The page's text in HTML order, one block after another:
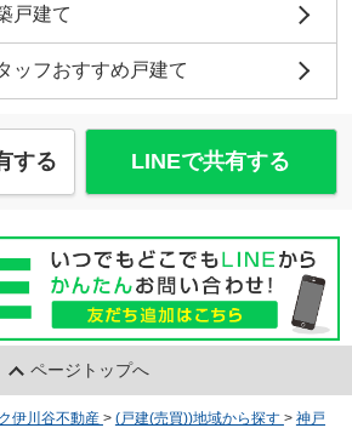
戸建て
ッフおすすめ戸建て
する LINEで共有する
ページトップへ
伊川谷不動産 > (戸建(売買))地域から探す > 神戸